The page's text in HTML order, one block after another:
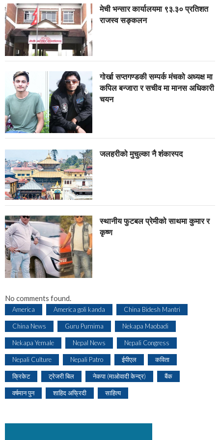
मेची भन्सार कार्यालयमा ९३.३० प्रतिशत
राजस्व सङ्कलन
गोर्खा सप्तगण्डकी सम्पर्क मंचको अध्यक्ष मा
कपिल बन्जारा र सचीव मा मानस अधिकारी
चयन
जलहरीको मुचुल्का नै शंंकास्पद
स्थानीय फुटबल प्रेमीको साथमा कुमार र
कृष्ण
No comments found.
America America goli kanda China Bidesh Mantri
China News Guru Purnima Nekapa Maobadi
Nekapa Yemale Nepal News Nepali Congress
Nepali Culture Nepali Patro ईपीएल कविता
क्रिकेट ट्रेजरी बिल नेकपा (माओवादी केन्द्र) बैंक
वर्षमान पुन शाहिद अफ्रिदी साहित्य